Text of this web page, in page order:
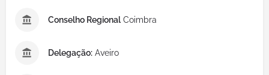
Conselho RegionalCoimbra
Delegação: Aveiro